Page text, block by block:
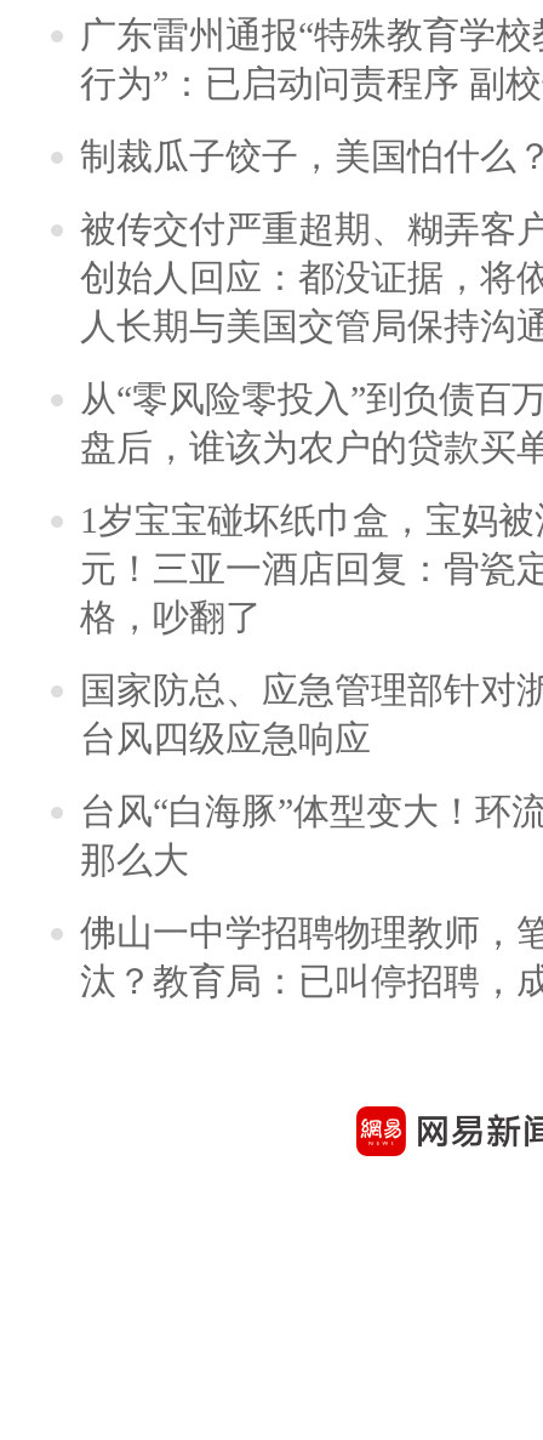
广东雷州通报“特殊教育学
行为”：已启动问责程序 副
制裁瓜子饺子，美国怕什么
被传交付严重超期、糊弄客
创始人回应：都没证据，将
人长期与美国交管局保持沟
从“零风险零投入”到负债百
盘后，谁该为农户的贷款买
1岁宝宝碰坏纸巾盒，宝妈
元！三亚一酒店回复：骨瓷
格，吵翻了
国家防总、应急管理部针对
台风四级应急响应
台风“白海豚”体型变大！环
那么大
佛山一中学招聘物理教师，
汰？教育局：已叫停招聘，